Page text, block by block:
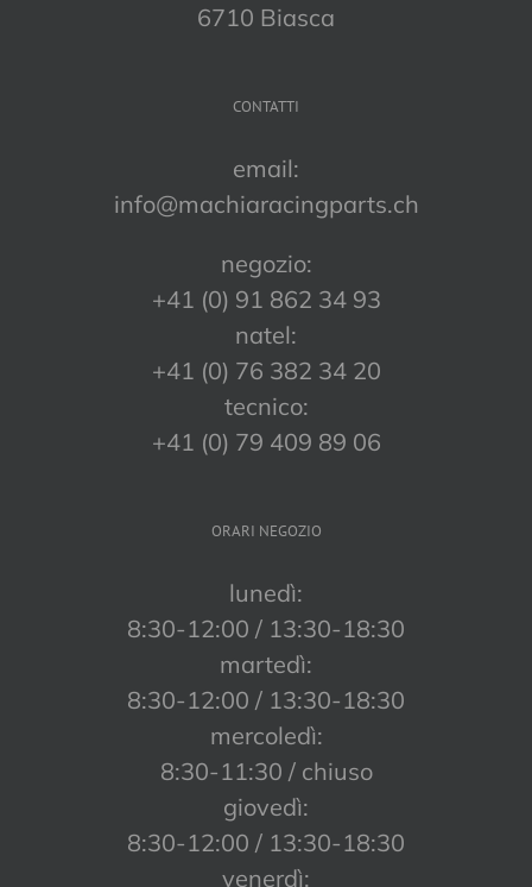
6710 Biasca
CONTATTI
email:
info@machiaracingparts.ch
negozio:
+41 (0) 91 862 34 93
natel:
+41 (0) 76 382 34 20
tecnico:
+41 (0) 79 409 89 06
ORARI NEGOZIO
lunedì:
8:30-12:00 / 13:30-18:30
martedì:
8:30-12:00 / 13:30-18:30
mercoledì:
8:30-11:30 / chiuso
giovedì:
8:30-12:00 / 13:30-18:30
venerdì: